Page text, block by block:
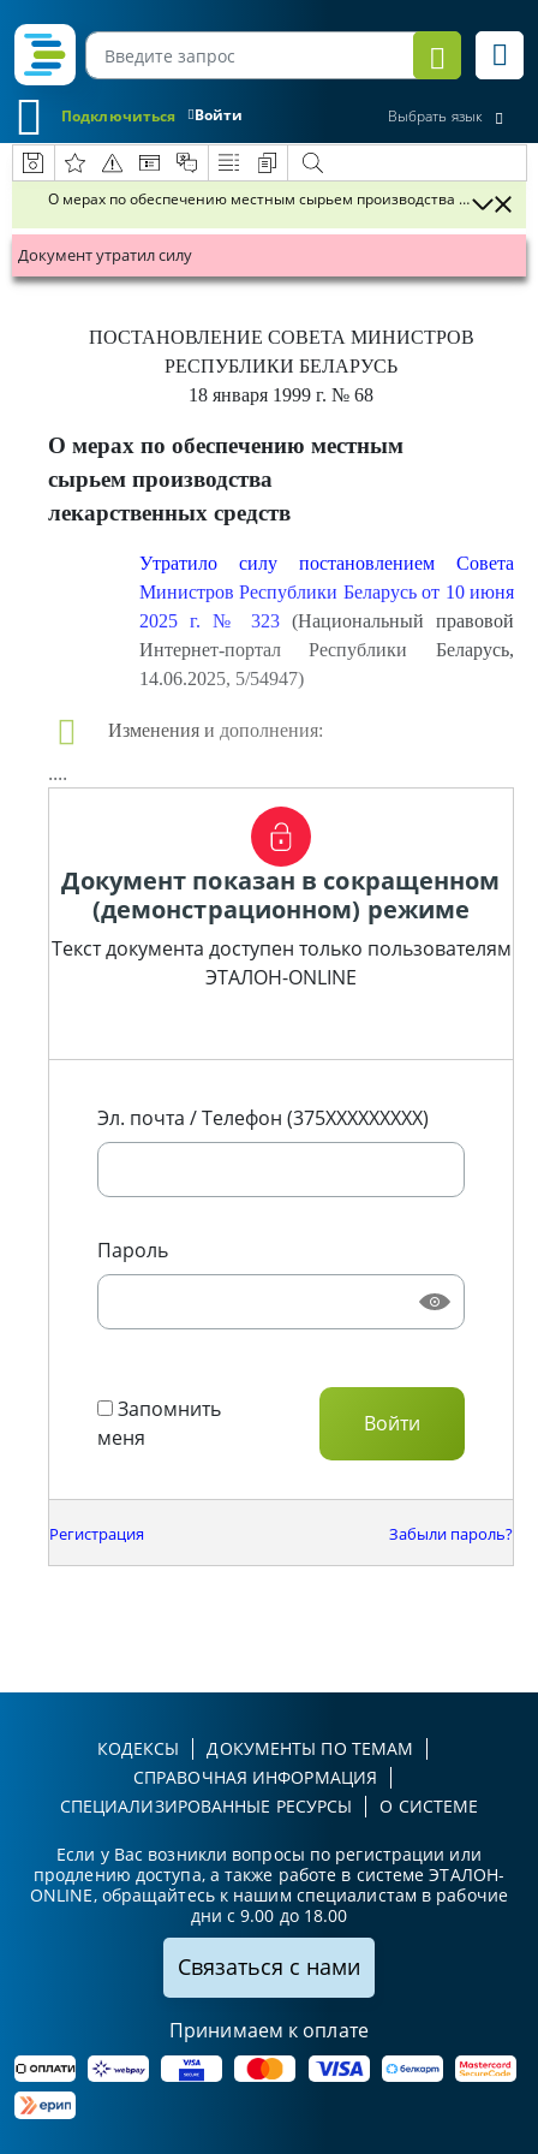
Войти
Подключиться Выбрать язык
О мерах по обеспечению местным сырьем производства
Документ утратил силу
ПОСТАНОВЛЕНИЕ СОВЕТА МИНИСТРОВ
РЕСПУБЛИКИ БЕЛАРУСЬ
18 января 1999 г. № 68
О мерах по обеспечению местным
сырьем производства
лекарственных средств
Утратило силу постановлением Совета
Министров Республики Беларусь от 10 июня
2025 г. № 323 (Национальный правовой
Интернет-портал Республики Беларусь,
14.06.2025, 5/54947)
Изменения и дополнения:
....
Документ показан в сокращенном
(демонстрационном) режиме
Текст документа доступен только пользователям
ЭТАЛОН-ONLINE
Эл. почта / Телефон (375XXXXXXXXX)
Пароль
Запомнить
меня
Регистрация Забыли пароль?
КОДЕКСЫ
ДОКУМЕНТЫ ПО ТЕМАМ
СПРАВОЧНАЯ ИНФОРМАЦИЯ
СПЕЦИАЛИЗИРОВАННЫЕ РЕСУРСЫ
О СИСТЕМЕ
Если у Вас возникли вопросы по регистрации или
продлению доступа, а также работе в системе ЭТАЛОН-
ONLINE, обращайтесь к нашим специалистам в рабочие
дни с 9.00 до 18.00
Связаться с нами
Принимаем к оплате